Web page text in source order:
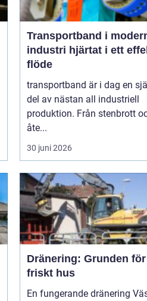
Transportband i
industri hjärtat i ett effektivt
flöde
transportband är i dag en
del av nästan all industriell
produktion. Från stenbrott
åte...
30 juni 2026
Dränering: Grunden
friskt hus
En fungerande dränering